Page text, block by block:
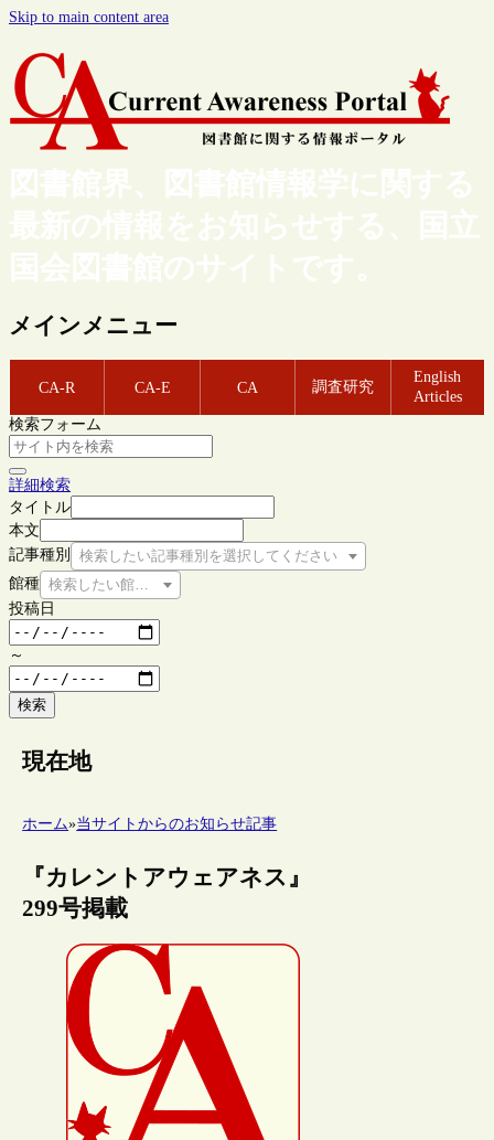
Skip to main content area
図書館界、図書館情報学に関する
最新の情報をお知らせする、国立
国会図書館のサイトです。
メインメニュー
CA-R CA-E CA 調査研究
English
Articles
検索フォーム
詳細検索
タイトル
本文
記事種別
検索したい記事種別を選択してください
館種 検索したい館種を選択してください
投稿日
～
検索
現在地
ホーム»当サイトからのお知らせ記事
『カレントアウェアネス』
299号掲載